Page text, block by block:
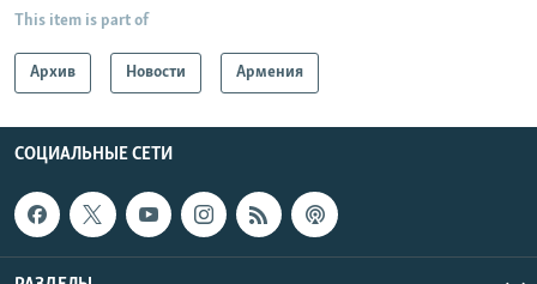
This item is part of
Архив Новости Армения
СОЦИАЛЬНЫЕ СЕТИ